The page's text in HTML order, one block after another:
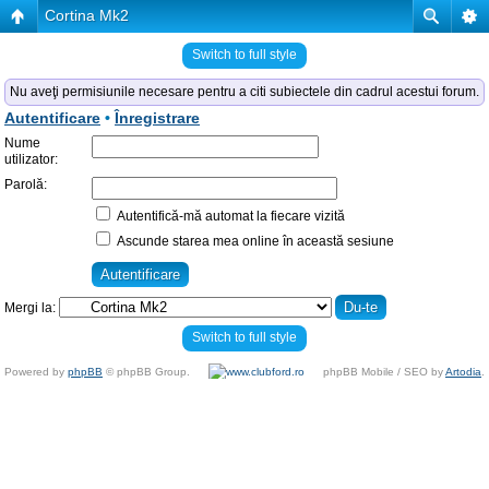
Cortina Mk2
Switch to full style
Nu aveţi permisiunile necesare pentru a citi subiectele din cadrul acestui forum.
Autentificare • Înregistrare
Nume
utilizator:
Parolă:
Autentifică-mă automat la fiecare vizită
Ascunde starea mea online în această sesiune
Mergi la:
Switch to full style
Powered by phpBB © phpBB Group. phpBB Mobile / SEO byArtodia